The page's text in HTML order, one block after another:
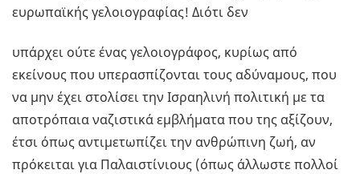
ευρωπαϊκής γελοιογραφίας! Διότι δεν
υπάρχει ούτε ένας γελοιογράφος, κυρίως από
εκείνους που υπερασπίζονται τους αδύναμους, που
να μην έχει στολίσει την Ισραηλινή πολιτική με τα
αποτρόπαια ναζιστικά εμβλήματα που της αξίζουν,
έτσι όπως αντιμετωπίζει την ανθρώπινη ζωή, αν
πρόκειται για Παλαιστίνιους (όπως άλλωστε πολλοί